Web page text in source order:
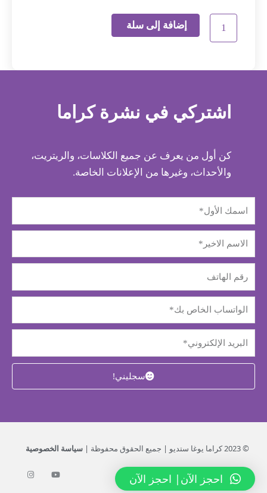
إضافة إلى سلة
اشتركي في نشرة كراما
كن أول من يعرف عن جميع الكلاسات، والريتريت،
والأحداث، وغيرها من الإعلانات الخاصة.
سجليني!
© 2023 كراما يوغا ستديو | جميع الحقوق محفوظة | سياسة الخصوصية
احجز الآن | احجز الآن